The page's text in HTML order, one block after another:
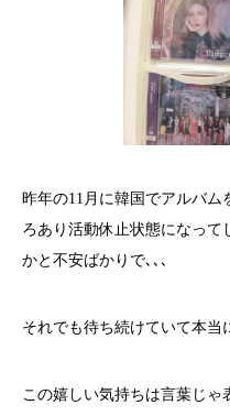
昨年の11月に韓国でアルバ
ろあり活動休止状態になっ
かと不安ばかりで､､､
それでも待ち続けていて本当
この嬉しい気持ちは言葉じゃ